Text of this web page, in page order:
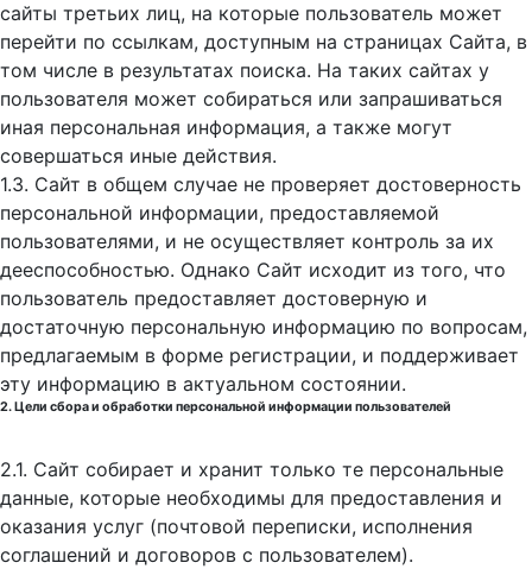
сайты третьих лиц, на которые пользователь может
перейти по ссылкам, доступным на страницах Сайта, в
том числе в результатах поиска. На таких сайтах у
пользователя может собираться или запрашиваться
иная персональная информация, а также могут
совершаться иные действия.
1.3. Сайт в общем случае не проверяет достоверность
персональной информации, предоставляемой
пользователями, и не осуществляет контроль за их
дееспособностью. Однако Сайт исходит из того, что
пользователь предоставляет достоверную и
достаточную персональную информацию по вопросам,
предлагаемым в форме регистрации, и поддерживает
эту информацию в актуальном состоянии.
2. Цели сбора и обработки персональной информации пользователей
2.1. Сайт собирает и хранит только те персональные
данные, которые необходимы для предоставления и
оказания услуг (почтовой переписки, исполнения
соглашений и договоров с пользователем).